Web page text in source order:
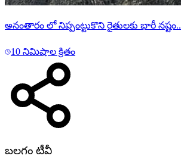
అనంతారం లో నిప్పంట్టుకొని రైతులకు భారీ నష్టం..
10 నిమిషాల క్రితం
బలగం టీవీ